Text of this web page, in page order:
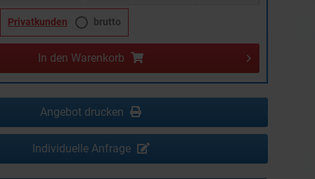
Privatkunden brutto
In den Warenkorb
Angebot drucken
Individuelle Anfrage